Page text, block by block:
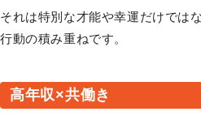
それは特別な才能や幸運だけでは
行動の積み重ねです。
高年収×共働き